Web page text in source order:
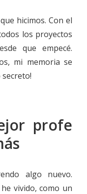
hicimos. Con el
los proyectos
que empecé.
mi memoria se
secreto!
profe
algo nuevo.
vivido, como un